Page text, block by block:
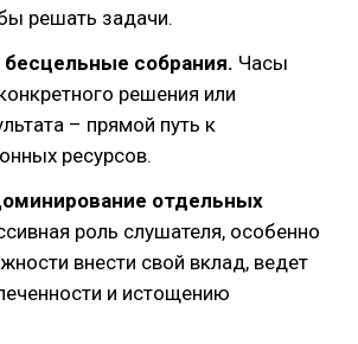
решать задачи.
собрания. Часы
решения или
– прямой путь к
ресурсов.
отдельных
роль слушателя, особенно
внести свой вклад, ведет
и истощению